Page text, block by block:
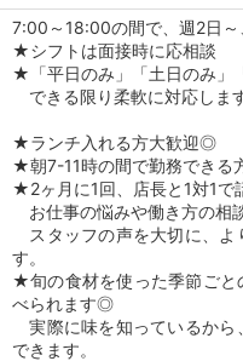
7:00～18:00の間で、週2日～
★シフトは面接時に応相談
★「平日のみ」「土日のみ」
できる限り柔軟に対応しま
★ランチ入れる方大歓迎◎
★朝7-11時の間で勤務できる
★2ヶ月に1回、店長と1対1
お仕事の悩みや働き方の相
スタッフの声を大切に、よ
す。
★旬の食材を使った季節ごと
べられます◎
実際に味を知っているから
できます。